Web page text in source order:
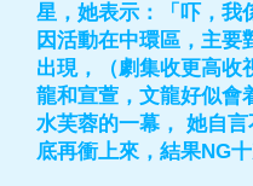
星，她表示：「吓，我
因活動在中環區，主要
出現，（劇集收更高收
龍和宣萱，文龍好似會
水芙蓉的一幕， 她自
底再衝上來，結果NG